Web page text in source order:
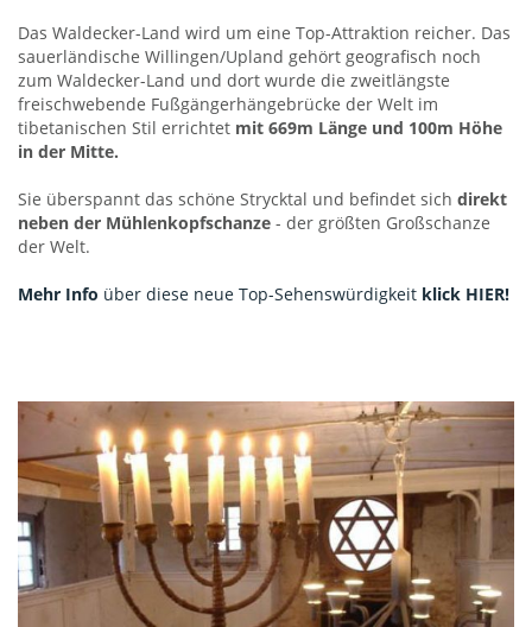
Das Waldecker-Land wird um eine Top-Attraktion reicher. Das
sauerländische Willingen/Upland gehört geografisch noch
zum Waldecker-Land und dort wurde die zweitlängste
freischwebende Fußgängerhängebrücke der Welt im
tibetanischen Stil errichtet mit 669m Länge und 100m Höhe
in der Mitte.
Sie überspannt das schöne Strycktal und befindet sich direkt
neben der Mühlenkopfschanze - der größten Großschanze
der Welt.
Mehr Info über diese neue Top-Sehenswürdigkeit klick HIER!